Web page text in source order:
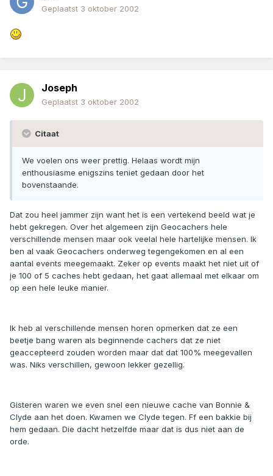
Geplaatst 3 oktober 2002
Joseph
Geplaatst 3 oktober 2002
Citaat
We voelen ons weer prettig. Helaas wordt mijn
enthousiasme enigszins teniet gedaan door het
bovenstaande.
Dat zou heel jammer zijn want het is een vertekend beeld wat je
hebt gekregen. Over het algemeen zijn Geocachers hele
verschillende mensen maar ook veelal hele hartelijke mensen. Ik
ben al vaak Geocachers onderweg tegengekomen en al een
aantal events meegemaakt. Zeker op events maakt het niet uit of
je 100 of 5 caches hebt gedaan, het gaat allemaal met elkaar om
op een hele leuke manier.
Ik heb al verschillende mensen horen opmerken dat ze een
beetje bang waren als beginnende cachers dat ze niet
geaccepteerd zouden worden maar dat dat 100% meegevallen
was. Niks verschillen, gewoon lekker gezellig.
Gisteren waren we even snel een nieuwe cache van Bonnie &
Clyde aan het doen. Kwamen we Clyde tegen. Ff een bakkie bij
hem gedaan. Die dacht hetzelfde maar dat is dus niet aan de
orde.